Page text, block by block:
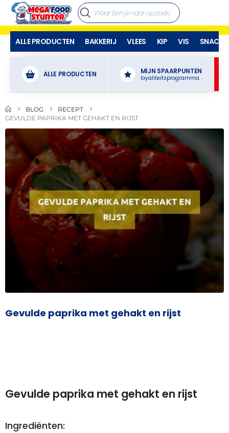
ALLE PRODUCTEN BAKKERIJ VLEES KIP VIS SNACKS
ALLE PRODUCTEN MIJN SPAARPUNTEN
loyaliteitsprogramma
BLOG
RECEPT
GEVULDE PAPRIKA MET GEHAKT EN RIJST
Gevulde paprika met gehakt en rijst
Gevulde paprika met gehakt en rijst
Ingrediënten: